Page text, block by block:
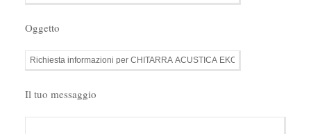
Oggetto
Il tuo messaggio